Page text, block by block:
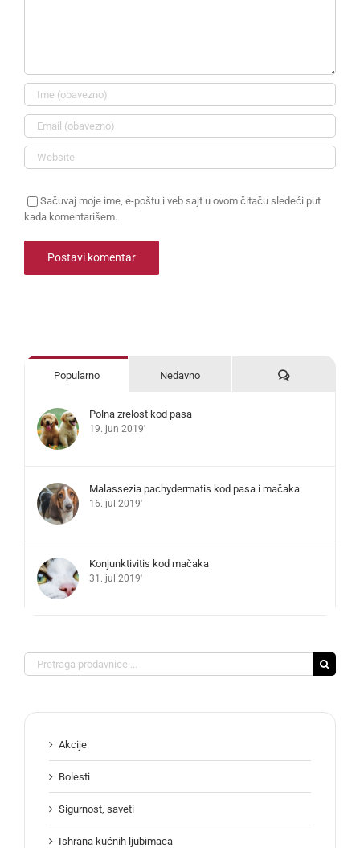
Sačuvaj moje ime, e-poštu i veb sajt u ovom čitaču sledeći put
kada komentarišem.
Popularno Nedavno Komentari
Polna zrelost kod pasa
19. jun 2019'
Malassezia pachydermatis kod pasa i mačaka
16. jul 2019'
Konjunktivitis kod mačaka
31. jul 2019'
Search
for:
Akcije
Bolesti
Sigurnost, saveti
Ishrana kućnih ljubimaca